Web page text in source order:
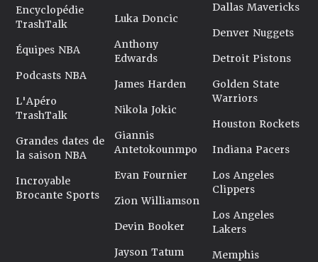
Encyclopédie
TrashTalk
Équipes NBA
Podcasts NBA
L'Apéro
TrashTalk
Grandes dates de
la saison NBA
Incroyable
Brocante Sports
Luka Doncic
Anthony
Edwards
James Harden
Nikola Jokic
Giannis
Antetokounmpo
Evan Fournier
Zion Williamson
Devin Booker
Jayson Tatum
Dallas Mavericks
Denver Nuggets
Detroit Pistons
Golden State
Warriors
Houston Rockets
Indiana Pacers
Los Angeles
Clippers
Los Angeles
Lakers
Memphis